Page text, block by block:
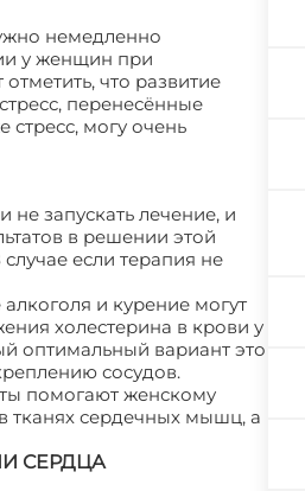
немедленно
у женщин при
что развитие
перенесённые
могу очень
запускать лечение, и
в решении этой
если терапия не
и курение могут
холестерина в крови у
оптимальный вариант это
сосудов.
помогают женскому
тканях сердечных мышц, а
СЕРДЦА